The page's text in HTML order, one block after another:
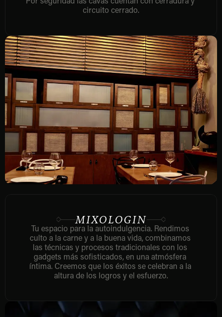
circuito cerrado.
MIXOLOGIN
Tu espacio para la autoindulgencia. Rendimos
culto a la carne y a la buena vida, combinamos
las técnicas y procesos tradicionales con los
gadgets más sofisticados, en una atmósfera
íntima. Creemos que los éxitos se celebran a la
altura de los logros y el esfuerzo.